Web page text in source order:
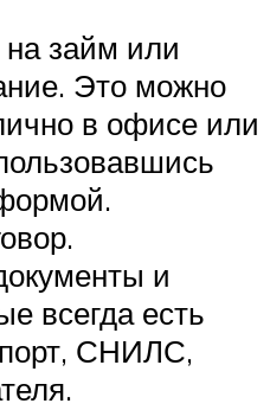
на займ или
Это можно
в офисе или
и
всегда есть
СНИЛС,